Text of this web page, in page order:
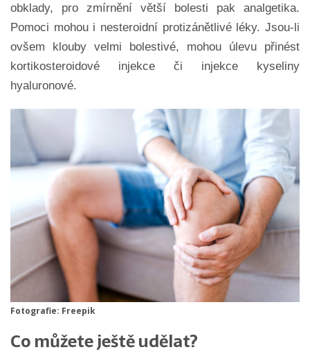
obklady, pro zmírnění větší bolesti pak analgetika.
Pomoci mohou i nesteroidní protizánětlivé léky. Jsou-li
ovšem klouby velmi bolestivé, mohou úlevu přinést
kortikosteroidové injekce či injekce kyseliny
hyaluronové.
Fotografie: Freepik
Co můžete ještě udělat?